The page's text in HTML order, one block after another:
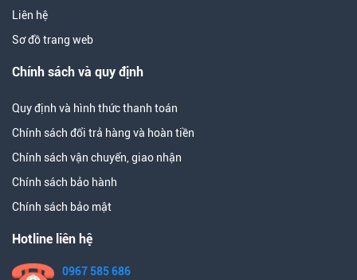
Liên hệ
Sơ đồ trang web
Chính sách và quy định
Quy định và hình thức thanh toán
Chính sách đổi trả hàng và hoàn tiền
Chính sách vận chuyển, giao nhận
Chính sách bảo hành
Chính sách bảo mật
Hotline liên hệ
0967 585 686